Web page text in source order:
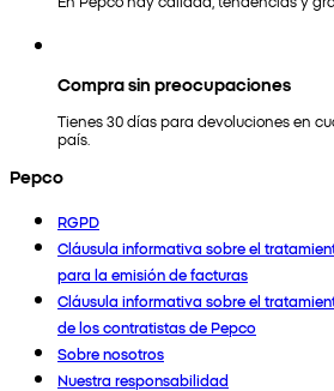
Compra sin preocupaciones
Tienes 30 días para devoluciones en
país.
Pepco
RGPD
Cláusula informativa sobre el
para la emisión de facturas
Cláusula informativa sobre el
de los contratistas de Pepco
Sobre nosotros
Nuestra responsabilidad